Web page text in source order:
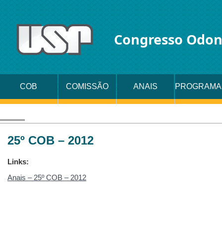
Congresso
COB COMISSÃO ANAIS
25º COB – 2012
Links:
Anais – 25º COB – 2012